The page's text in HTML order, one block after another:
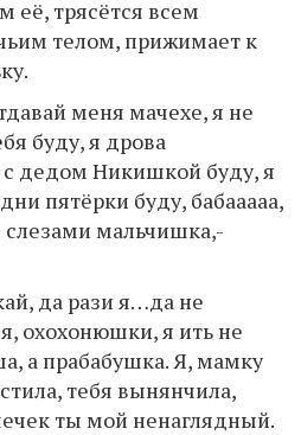
трясётся всем
телом, прижимает к
меня мачехе, я не
буду, я дрова
с дедом Никишкой буду, я
пятёрки буду, бабааааа,
слезами мальчишка,-
да рази я…да не
охохонюшки, я ить не
а прабабушка. Я, мамку
тебя вынянчила,
ты мой ненаглядный.